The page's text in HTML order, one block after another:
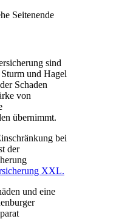
Seitenende
sind
und Hagel
Schaden
von
übernimmt.
bei
der
XXL.
und eine